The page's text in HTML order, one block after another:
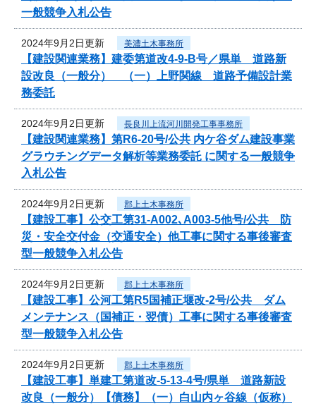
一般競争入札公告
2024年9月2日更新 美濃土木事務所
【建設関連業務】建委第道改4-9-B号／県単 道路新
設改良（一般分） （一）上野関線 道路予備設計業
務委託
2024年9月2日更新 長良川上流河川開発工事事務所
【建設関連業務】第R6-20号/公共 内ケ谷ダム建設事業
グラウチングデータ解析等業務委託 に関する一般競争
入札公告
2024年9月2日更新 郡上土木事務所
【建設工事】公交工第31-A002､A003-5他号/公共 防
災・安全交付金（交通安全）他工事に関する事後審査
型一般競争入札公告
2024年9月2日更新 郡上土木事務所
【建設工事】公河工第R5国補正堰改-2号/公共 ダム
メンテナンス（国補正・翌債）工事に関する事後審査
型一般競争入札公告
2024年9月2日更新 郡上土木事務所
【建設工事】単建工第道改-5-13-4号/県単 道路新設
改良（一般分）【債務】（一）白山内ヶ谷線（仮称）